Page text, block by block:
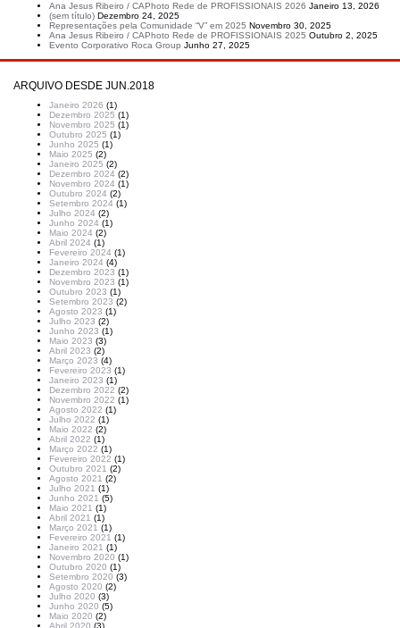
Ana Jesus Ribeiro / CAPhoto Rede de PROFISSIONAIS 2026 Janeiro 13, 2026
(sem título) Dezembro 24, 2025
Representações pela Comunidade “V” em 2025 Novembro 30, 2025
Ana Jesus Ribeiro / CAPhoto Rede de PROFISSIONAIS 2025 Outubro 2, 2025
Evento Corporativo Roca Group Junho 27, 2025
ARQUIVO DESDE JUN.2018
Janeiro 2026 (1)
Dezembro 2025 (1)
Novembro 2025 (1)
Outubro 2025 (1)
Junho 2025 (1)
Maio 2025 (2)
Janeiro 2025 (2)
Dezembro 2024 (2)
Novembro 2024 (1)
Outubro 2024 (2)
Setembro 2024 (1)
Julho 2024 (2)
Junho 2024 (1)
Maio 2024 (2)
Abril 2024 (1)
Fevereiro 2024 (1)
Janeiro 2024 (4)
Dezembro 2023 (1)
Novembro 2023 (1)
Outubro 2023 (1)
Setembro 2023 (2)
Agosto 2023 (1)
Julho 2023 (2)
Junho 2023 (1)
Maio 2023 (3)
Abril 2023 (2)
Março 2023 (4)
Fevereiro 2023 (1)
Janeiro 2023 (1)
Dezembro 2022 (2)
Novembro 2022 (1)
Agosto 2022 (1)
Julho 2022 (1)
Maio 2022 (2)
Abril 2022 (1)
Março 2022 (1)
Fevereiro 2022 (1)
Outubro 2021 (2)
Agosto 2021 (2)
Julho 2021 (1)
Junho 2021 (5)
Maio 2021 (1)
Abril 2021 (1)
Março 2021 (1)
Fevereiro 2021 (1)
Janeiro 2021 (1)
Novembro 2020 (1)
Outubro 2020 (1)
Setembro 2020 (3)
Agosto 2020 (2)
Julho 2020 (3)
Junho 2020 (5)
Maio 2020 (2)
Abril 2020 (3)